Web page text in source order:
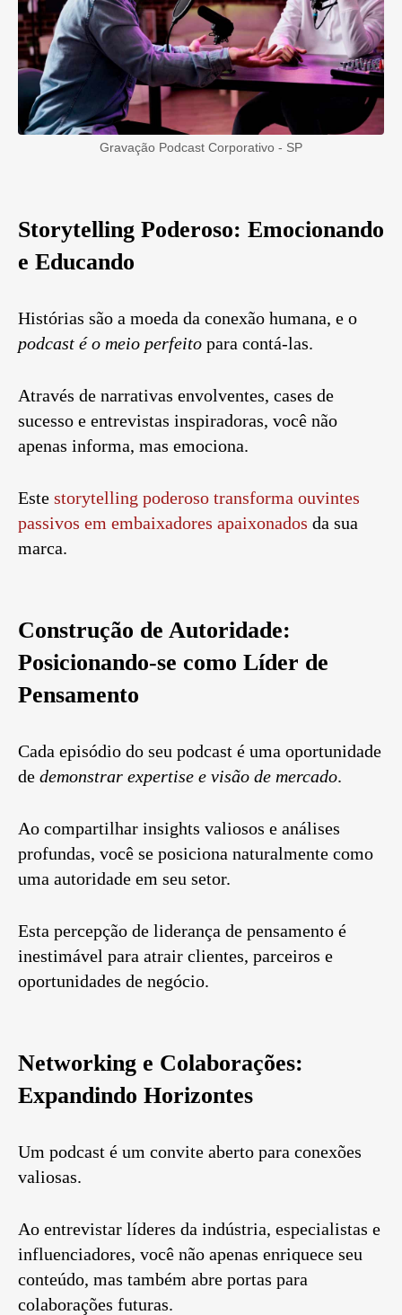
Gravação Podcast Corporativo - SP
Storytelling Poderoso: Emocionando
e Educando
Histórias são a moeda da conexão humana, e o
podcast é o meio perfeito para contá-las.
Através de narrativas envolventes, cases de
sucesso e entrevistas inspiradoras, você não
apenas informa, mas emociona.
Este storytelling poderoso transforma ouvintes
passivos em embaixadores apaixonados da sua
marca.
Construção de Autoridade:
Posicionando-se como Líder de
Pensamento
Cada episódio do seu podcast é uma oportunidade
de demonstrar expertise e visão de mercado.
Ao compartilhar insights valiosos e análises
profundas, você se posiciona naturalmente como
uma autoridade em seu setor.
Esta percepção de liderança de pensamento é
inestimável para atrair clientes, parceiros e
oportunidades de negócio.
Networking e Colaborações:
Expandindo Horizontes
Um podcast é um convite aberto para conexões
valiosas.
Ao entrevistar líderes da indústria, especialistas e
influenciadores, você não apenas enriquece seu
conteúdo, mas também abre portas para
colaborações futuras.